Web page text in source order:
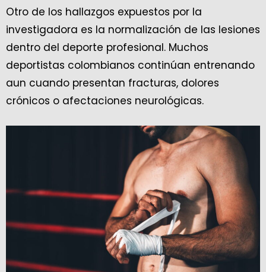
Otro de los hallazgos expuestos por la
investigadora es la normalización de las lesiones
dentro del deporte profesional. Muchos
deportistas colombianos continúan entrenando
aun cuando presentan fracturas, dolores
crónicos o afectaciones neurológicas.